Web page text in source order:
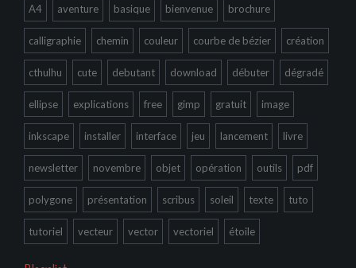
A4 aventure basique bienvenue brochure
calligraphie chemin couleur courbe de bézier création
cthulhu cute debutant download débuter dégradé
ellipse explications free gimp gratuit image
inkscape installer interface jeu lancement livre
newsletter novembre objet opération outils pdf
polygone présentation scribus soleil texte tuto
tutoriel vecteur vector vectoriel étoile